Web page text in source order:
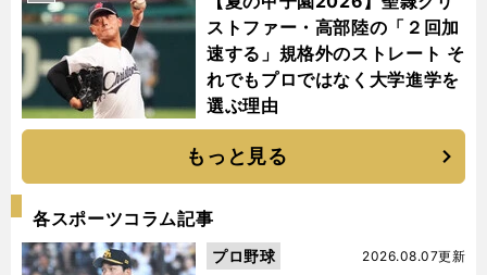
ストファー・高部陸の「２回加
速する」規格外のストレート そ
れでもプロではなく大学進学を
選ぶ理由
もっと見る
各スポーツコラム記事
2026.08.07更新
プロ野球